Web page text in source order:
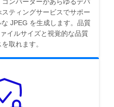
ンバーターがあらゆるデバ
ティングサービスでサポー
JPEG を生成します。品質
イルサイズと視覚的な品質
取れます。